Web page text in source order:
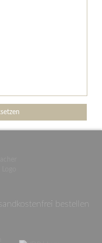
bestellen